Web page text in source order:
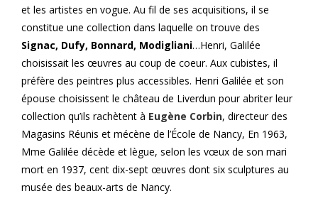
et les artistes en vogue. Au fil de ses acquisitions, il se
constitue une collection dans laquelle on trouve des
Signac, Dufy, Bonnard, Modigliani…Henri, Galilée
choisissait les œuvres au coup de coeur. Aux cubistes, il
préfère des peintres plus accessibles. Henri Galilée et son
épouse choisissent le château de Liverdun pour abriter leur
collection qu’ils rachètent à Eugène Corbin, directeur des
Magasins Réunis et mécène de l’École de Nancy, En 1963,
Mme Galilée décède et lègue, selon les vœux de son mari
mort en 1937, cent dix-sept œuvres dont six sculptures au
musée des beaux-arts de Nancy.